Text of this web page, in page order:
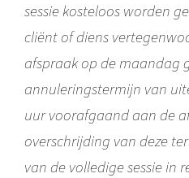
sessie kosteloos worden
cliënt of diens
afspraak op de maandag
annuleringstermijn van
uur voorafgaand aan de
overschrijding van deze
van de volledige sessie in